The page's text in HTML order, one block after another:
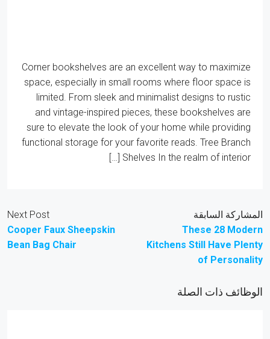
Corner bookshelves are an excellent way to maximize
space, especially in small rooms where floor space is
limited. From sleek and minimalist designs to rustic
and vintage-inspired pieces, these bookshelves are
sure to elevate the look of your home while providing
functional storage for your favorite reads. Tree Branch
Shelves In the realm of interior […]
المشاركة السابقة
These 28 Modern
Kitchens Still Have Plenty
of Personality
Next Post
Cooper Faux Sheepskin
Bean Bag Chair
الوظائف ذات الصلة